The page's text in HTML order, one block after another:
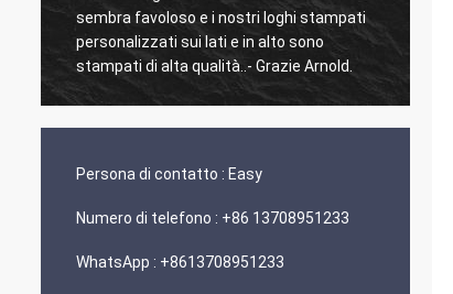
sembra favoloso e i nostri loghi stampati
personalizzati sui lati e in alto sono
stampati di alta qualità..- Grazie Arnold.
Persona di contatto : Easy
Numero di telefono : +86 13708951233
WhatsApp : +8613708951233